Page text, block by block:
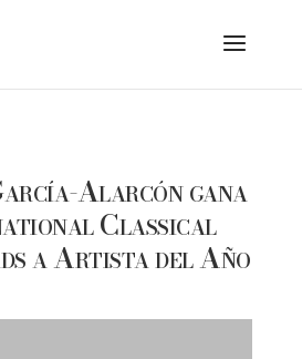
Alarcón gana
Classical
a Artista del Año